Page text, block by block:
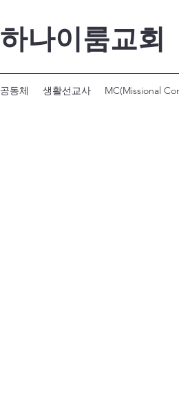
하나이룸교회
공동체 생활선교사 MC(Missional